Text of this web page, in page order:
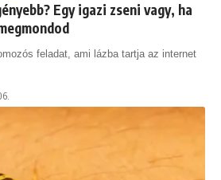
Egy igazi zseni vagy, ha
feladat, ami lázba tartja az internet